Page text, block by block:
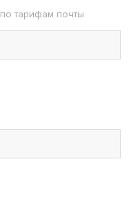
по тарифам почты